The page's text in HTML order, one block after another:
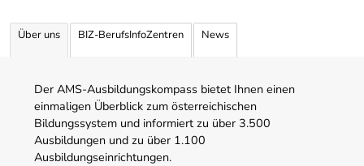
Über uns BIZ-BerufsInfoZentren News
Der AMS-Ausbildungskompass bietet Ihnen einen
einmaligen Überblick zum österreichischen
Bildungssystem und informiert zu über 3.500
Ausbildungen und zu über 1.100
Ausbildungseinrichtungen.